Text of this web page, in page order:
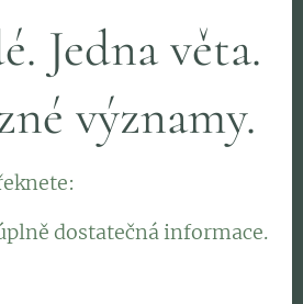
Jedna věta.
významy.
👉
dostatečná informace.